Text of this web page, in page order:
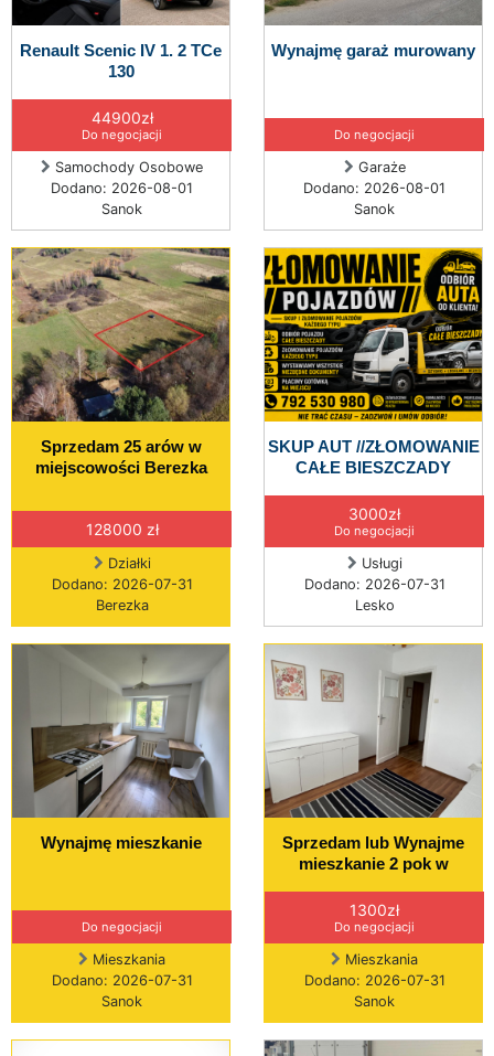
Renault Scenic IV 1. 2 TCe
130
44900zł
Do negocjacji
Samochody Osobowe
Dodano: 2026-08-01
Sanok
Wynajmę garaż murowany
Do negocjacji
Garaże
Dodano: 2026-08-01
Sanok
Sprzedam 25 arów w
miejscowości Berezka
128000 zł
Działki
Dodano: 2026-07-31
Berezka
SKUP AUT //ZŁOMOWANIE
CAŁE BIESZCZADY
3000zł
Do negocjacji
Usługi
Dodano: 2026-07-31
Lesko
Wynajmę mieszkanie
Do negocjacji
Mieszkania
Dodano: 2026-07-31
Sanok
Sprzedam lub Wynajme
mieszkanie 2 pok w
1300zł
Do negocjacji
Mieszkania
Dodano: 2026-07-31
Sanok